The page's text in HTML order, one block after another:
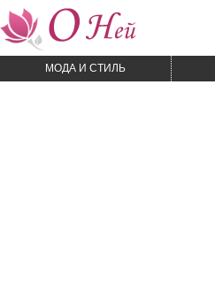
МОДА И CТИЛЬ